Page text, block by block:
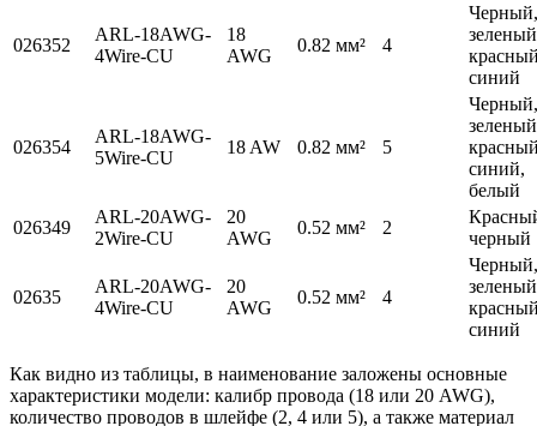
026352
ARL-18AWG-
4Wire-CU
18
AWG
0.82 мм² 4
Черный,
синий
026354
ARL-18AWG-
5Wire-CU
18 AW 0.82 мм² 5
Черный,
синий,
белый
026349
ARL-20AWG-
2Wire-CU
20
AWG
0.52 мм² 2
черный
02635
ARL-20AWG-
4Wire-CU
20
AWG
0.52 мм² 4
Черный,
синий
Как видно из таблицы, в наименование заложены основные
характеристики модели: калибр провода (18 или 20 AWG),
количество проводов в шлейфе (2, 4 или 5), а также материал